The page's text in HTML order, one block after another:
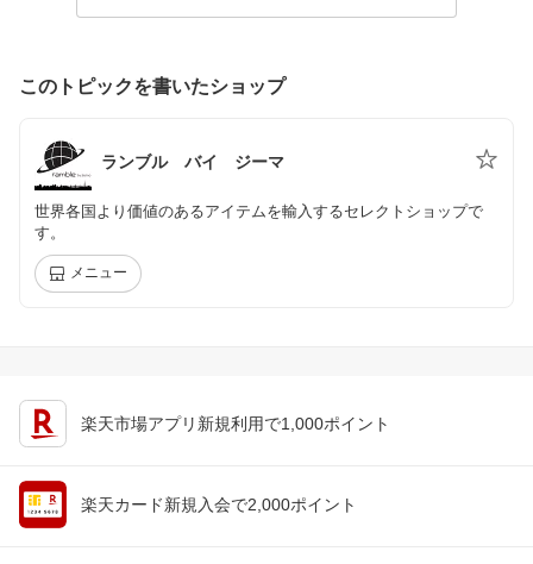
このトピックを書いたショップ
ランブル バイ ジーマ
世界各国より価値のあるアイテムを輸入するセレクトショップで
す。
メニュー
楽天市場アプリ新規利用で1,000ポイント
楽天カード新規入会で2,000ポイント